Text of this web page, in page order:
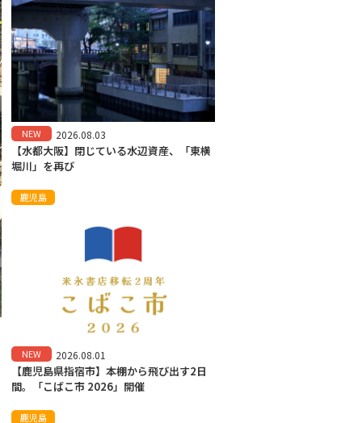
NEW 2026.08.03
【水都大阪】閉じている水辺資産、「東横
堀川」を再び
鹿児島
NEW 2026.08.01
【鹿児島県指宿市】本棚から飛び出す2日
間。「こばこ市 2026」開催
鹿児島